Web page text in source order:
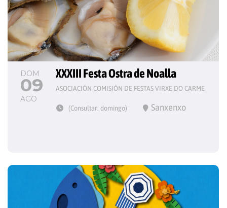
DOM
09
AGO
XXXIII Festa Ostra de Noalla
ASOCIACIÓN COMISIÓN DE FESTAS VIRXE DO CARME
(Consultar: domingo) Sanxenxo